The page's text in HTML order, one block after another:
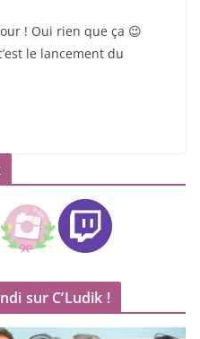
! Oui rien que ça 😉
le lancement du
sur C’Ludik !